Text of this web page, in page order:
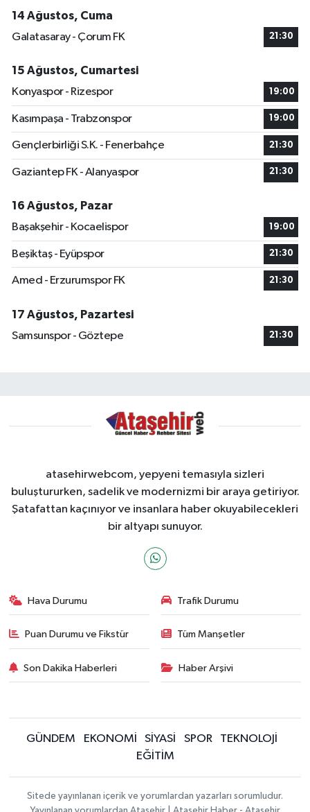
14 Ağustos, Cuma
Galatasaray - Çorum FK
21:30
15 Ağustos, Cumartesi
Konyaspor - Rizespor
19:00
Kasımpaşa - Trabzonspor 19:00
Gençlerbirliği S.K. - Fenerbahçe 21:30
Gaziantep FK - Alanyaspor 21:30
16 Ağustos, Pazar
Başakşehir - Kocaelispor
19:00
Beşiktaş - Eyüpspor 21:30
Amed - Erzurumspor FK 21:30
17 Ağustos, Pazartesi
Samsunspor - Göztepe
21:30
atasehirwebcom, yepyeni temasıyla sizleri
buluştururken, sadelik ve modernizmi bir araya getiriyor.
Şatafattan kaçınıyor ve insanlara haber okuyabilecekleri
bir altyapı sunuyor.
Hava Durumu Trafik Durumu
Puan Durumu ve Fikstür Tüm Manşetler
Son Dakika Haberleri Haber Arşivi
GÜNDEM EKONOMİ SİYASİ SPOR
TEKNOLOJİ
EĞİTİM
Sitede yayınlanan içerik ve yorumlardan yazarları sorumludur.